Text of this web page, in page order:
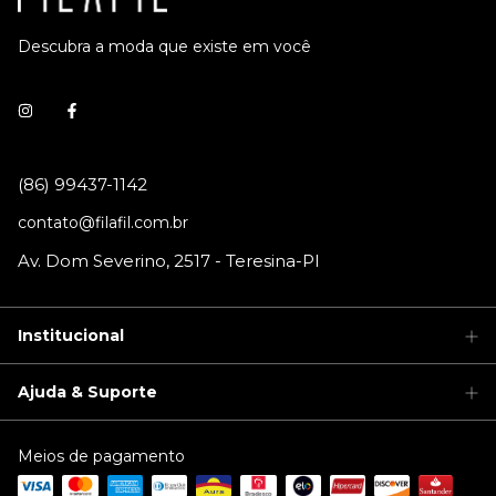
Descubra a moda que existe em você
contato@filafil.com.br
Institucional
Ajuda & Suporte
Meios de pagamento